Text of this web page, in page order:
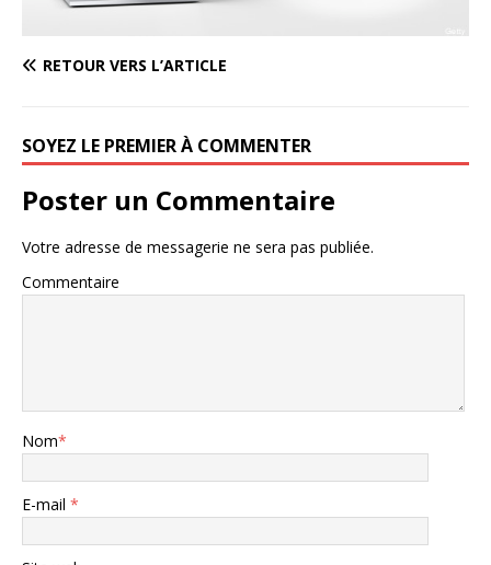
RETOUR VERS L’ARTICLE
SOYEZ LE PREMIER À COMMENTER
Poster un Commentaire
Votre adresse de messagerie ne sera pas publiée.
Commentaire
Nom*
E-mail *